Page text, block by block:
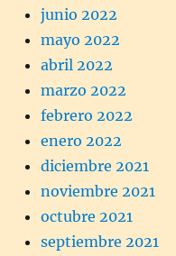
junio 2022
mayo 2022
abril 2022
marzo 2022
febrero 2022
enero 2022
diciembre 2021
noviembre 2021
octubre 2021
septiembre 2021